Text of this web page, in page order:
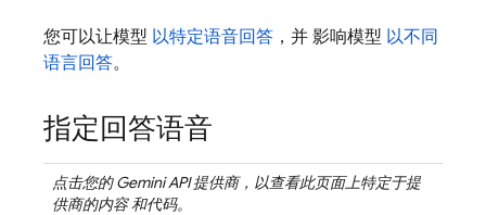
您可以让模型 以特定语音回答 ，并 影响模型 以不同
语言回答。
指定回答语音
点击您的Gemini API提供商，以查看此页面上特定于提
供商的内容 和代码。